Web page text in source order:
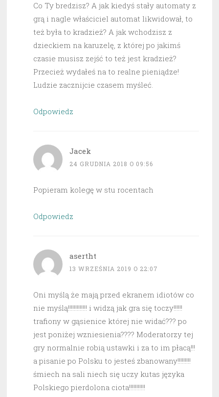
Co Ty bredzisz? A jak kiedyś stały automaty z
grą i nagle właściciel automat likwidował, to
też była to kradzież? A jak wchodzisz z
dzieckiem na karuzelę, z której po jakimś
czasie musisz zejść to też jest kradzież?
Przecież wydałeś na to realne pieniądze!
Ludzie zacznijcie czasem myśleć.
Odpowiedz
Jacek
24 GRUDNIA 2018 O 09:56
Popieram kolegę w stu rocentach
Odpowiedz
asertht
13 WRZEŚNIA 2019 O 22:07
Oni myślą że mają przed ekranem idiotów co
nie myślą!!!!!!!!!!!!! i widzą jak gra się toczy!!!!!!
trafiony w gąsienice której nie widać??? po
jest poniżej wzniesienia???? Moderatorzy tej
gry normalnie robią ustawki i za to im płacą!!!
a pisanie po Polsku to jesteś zbanowany!!!!!!!!!
śmiech na sali niech się uczy kutas języka
Polskiego pierdolona ciota!!!!!!!!!!!